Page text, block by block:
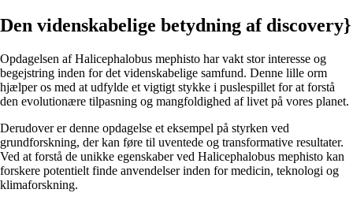
Den videnskabelige betydning af discovery}
Opdagelsen af Halicephalobus mephisto har vakt stor interesse og
begejstring inden for det videnskabelige samfund. Denne lille orm
hjælper os med at udfylde et vigtigt stykke i puslespillet for at forstå
den evolutionære tilpasning og mangfoldighed af livet på vores planet.
Derudover er denne opdagelse et eksempel på styrken ved
grundforskning, der kan føre til uventede og transformative resultater.
Ved at forstå de unikke egenskaber ved Halicephalobus mephisto kan
forskere potentielt finde anvendelser inden for medicin, teknologi og
klimaforskning.